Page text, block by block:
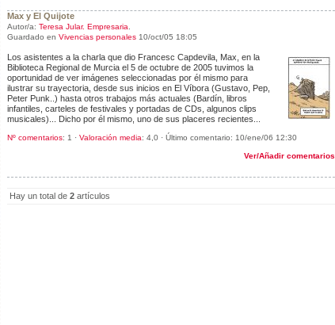
Max y El Quijote
Autor/a: Teresa Jular. Empresaria
Guardado en Vivencias personales 10/oct/05 18:05
Los asistentes a la charla que dio Francesc Capdevila, Max, en la
Biblioteca Regional de Murcia el 5 de octubre de 2005 tuvimos la
oportunidad de ver imágenes seleccionadas por él mismo para
ilustrar su trayectoria, desde sus inicios en El Víbora (Gustavo, Pep,
Peter Punk..) hasta otros trabajos más actuales (Bardín, libros
infantiles, carteles de festivales y portadas de CDs, algunos clips
musicales)... Dicho por él mismo, uno de sus placeres recientes...
Nº comentarios: 1 · Valoración media: 4,0 · Último comentario: 10/ene/06 12:30
Ver/Añadir comentarios
Hay un total de 2 artículos